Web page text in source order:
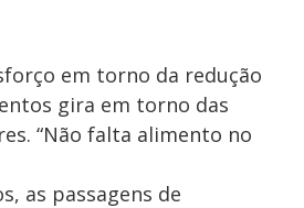
em torno da redução
gira em torno das
“Não falta alimento no
as passagens de